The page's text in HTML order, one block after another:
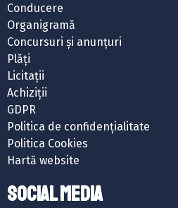
Conducere
Organigramă
Concursuri și anunțuri
Plăți
Licitații
Achiziții
GDPR
Politica de confidențialitate
Politica Cookies
Hartă website
SOCIAL MEDIA